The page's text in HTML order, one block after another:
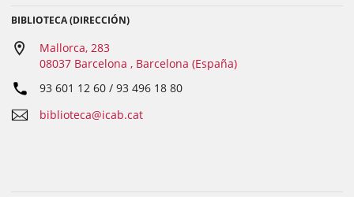
BIBLIOTECA (DIRECCIÓN)
Mallorca, 283
08037 Barcelona , Barcelona (España)
93 601 12 60 / 93 496 18 80
biblioteca@icab.cat